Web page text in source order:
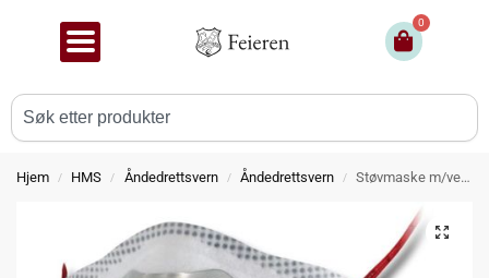
0
Hjem / HMS / Åndedrettsvern / Åndedrettsvern / Støvmaske m/ventil FFP3 – utsolgt